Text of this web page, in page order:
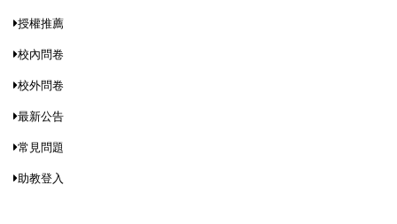
授權推薦
校內問卷
校外問卷
最新公告
常見問題
助教登入